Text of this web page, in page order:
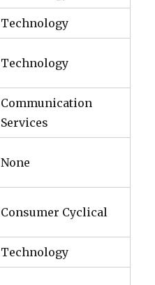
Technology
Technology
Communication
Services
None
Consumer Cyclical
Technology